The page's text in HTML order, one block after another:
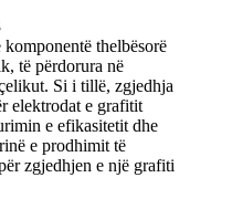
thelbësorë
të përdorura në
Si i tillë, zgjedhja
elektrodat e grafitit
e efikasitetit dhe
e prodhimit të
zgjedhjen e një grafiti